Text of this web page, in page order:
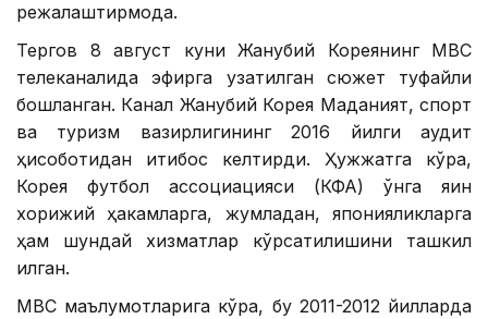
режалаштирмоқда.
Тергов 8 август куни Жанубий Кореянинг МВC
телеканалида эфирга узатилган сюжет туфайли
бошланган. Канал Жанубий Корея Маданият, спорт
ва туризм вазирлигининг 2016 йилги аудит
ҳисоботидан иқтибос келтирди. Ҳужжатга кўра,
Корея футбол ассоциацияси (КФА) ўнга яқин
хорижий ҳакамларга, жумладан, японияликларга
ҳам шундай хизматлар кўрсатилишини ташкил
қилган.
МВC маълумотларига кўра, бу 2011-2012 йилларда